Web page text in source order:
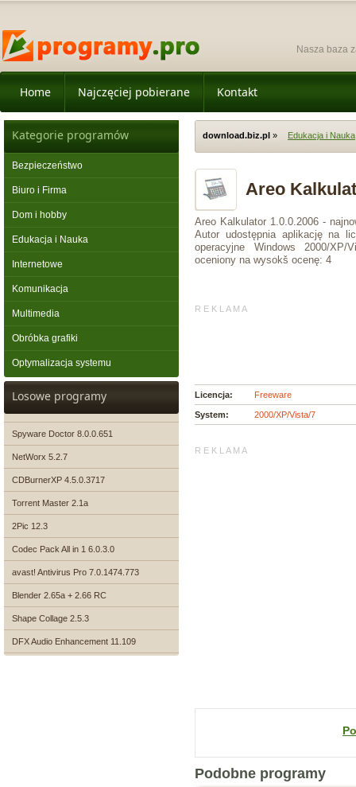
Nasza baza
Home Najczęciej pobierane Kontakt
Kategorie programów
Bezpieczeństwo
Biuro i Firma
Dom i hobby
Edukacja i Nauka
Internetowe
Komunikacja
Multimedia
Obróbka grafiki
Optymalizacja systemu
Losowe programy
Spyware Doctor 8.0.0.651
NetWorx 5.2.7
CDBurnerXP 4.5.0.3717
Torrent Master 2.1a
2Pic 12.3
Codec Pack All in 1 6.0.3.0
avast! Antivirus Pro 7.0.1474.773
Blender 2.65a + 2.66 RC
Shape Collage 2.5.3
DFX Audio Enhancement 11.109
download.biz.pl » Edukacja i Nauka
Areo
Areo Kalkulator 1.0.0.2006 -
Autor udostępnia aplikację na
operacyjne Windows 2000/XP/
oceniony na wysokš ocenę: 4
R E K L A M A
Licencja: Freeware
System: 2000/XP/Vista/7
R E K L A M A
Podobne programy